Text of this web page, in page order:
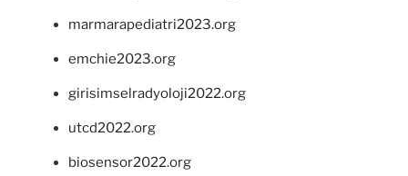
marmarapediatri2023.org
emchie2023.org
girisimselradyoloji2022.org
utcd2022.org
biosensor2022.org